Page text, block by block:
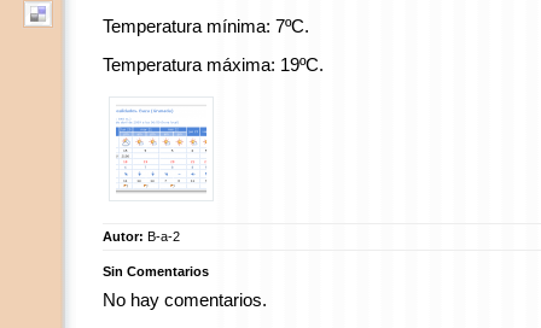
Temperatura mínima: 7ºC.
Temperatura máxima: 19ºC.
Autor: B-a-2
Sin Comentarios
No hay comentarios.